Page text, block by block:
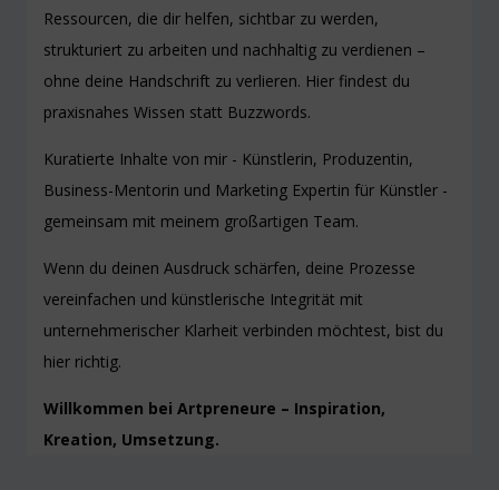
Ressourcen, die dir helfen, sichtbar zu werden,
strukturiert zu arbeiten und nachhaltig zu verdienen –
ohne deine Handschrift zu verlieren. Hier findest du
praxisnahes Wissen statt Buzzwords.
Kuratierte Inhalte von mir - Künstlerin, Produzentin,
Business-Mentorin und Marketing Expertin für Künstler -
gemeinsam mit meinem großartigen Team.
Wenn du deinen Ausdruck schärfen, deine Prozesse
vereinfachen und künstlerische Integrität mit
unternehmerischer Klarheit verbinden möchtest, bist du
hier richtig.
Willkommen bei Artpreneure – Inspiration,
Kreation, Umsetzung.